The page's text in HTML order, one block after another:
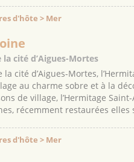
d'hôte > Mer
cité d’Aigues-Mortes
cité d’Aigues-Mortes,
au charme sobre et à la
de village, l’Hermitage
récemment restaurées elles
d'hôte > Mer